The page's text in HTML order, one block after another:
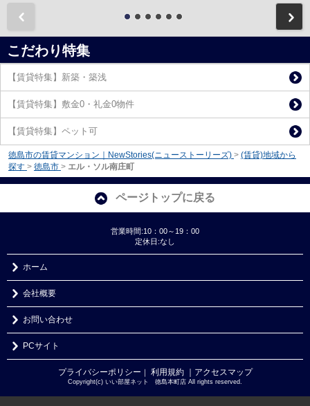
こだわり特集
【賃貸特集】新築・築浅
【賃貸特集】敷金0・礼金0物件
【賃貸特集】ペット可
徳島市の賃貸マンション｜NewStories(ニューストーリーズ) > (賃貸)地域から
探す > 徳島市 > エル・ソル南庄町
ページトップに戻る
営業時間:10：00～19：00
定休日:なし
ホーム
会社概要
お問い合わせ
PCサイト
プライバシーポリシー 利用規約 ｜アクセスマップ
Copyright(c) いい部屋ネット 徳島本町店 All rights reserved.